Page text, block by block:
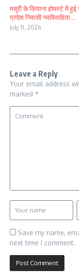
मसूरी के कियाना होमस्टे में
प्रदेश निवासी नवविवाहिता ...
July 11, 2026
Leave a Reply
Your email address
marked *
Save my name,
next time I comment.